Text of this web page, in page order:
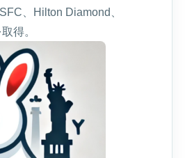
、Hilton Diamond、
得。